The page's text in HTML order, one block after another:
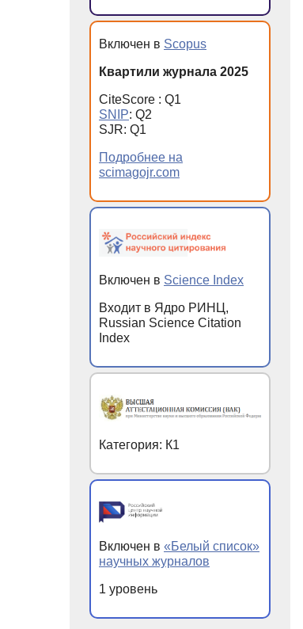
Включен в Scopus
Квартили журнала 2025
CiteScore : Q1
SNIP: Q2
SJR: Q1
Подробнее на
scimagojr.com
Включен в Science Index
Входит в Ядро РИНЦ,
Russian Science Citation
Index
Категория: К1
Включен в «Белый список»
научных журналов
1 уровень